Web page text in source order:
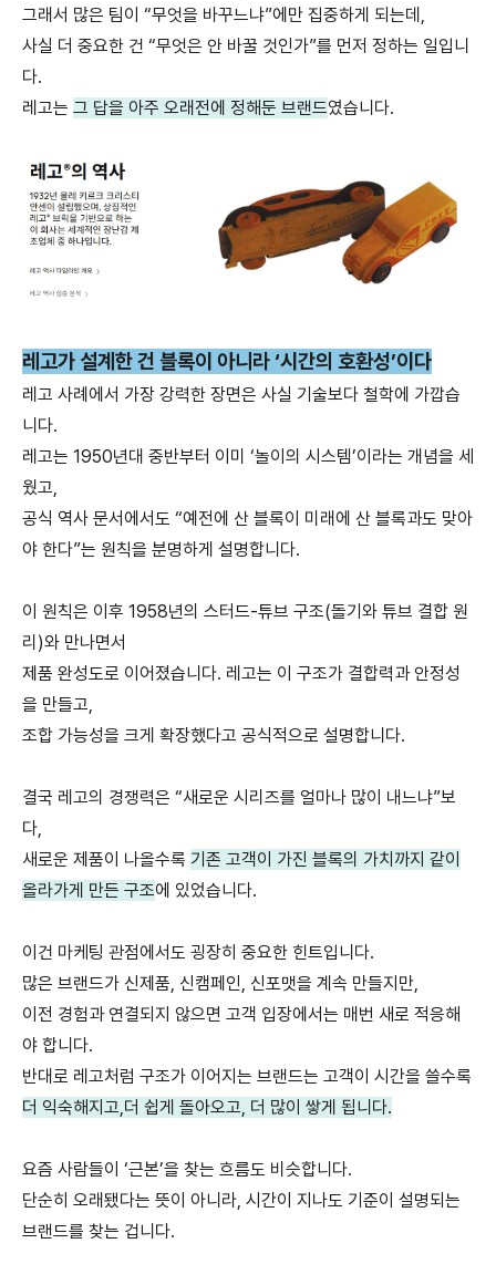
그래서 많은 팀이 “무엇을 바꾸느냐”에만 집중하게 되는데,
사실 더 중요한 건 “무엇은 안 바꿀 것인가”를 먼저 정하는 일입니
다.
레고는 그 답을 아주 오래전에 정해둔 브랜드였습니다.
레고가 설계한 건 블록이 아니라 ‘시간의 호환성’이다
레고 사례에서 가장 강력한 장면은 사실 기술보다 철학에 가깝습
니다.
레고는 1950년대 중반부터 이미 ‘놀이의 시스템’이라는 개념을 세
웠고,
공식 역사 문서에서도 “예전에 산 블록이 미래에 산 블록과도 맞아
야 한다”는 원칙을 분명하게 설명합니다.
이 원칙은 이후 1958년의 스터드-튜브 구조(돌기와 튜브 결합 원
리)와 만나면서
제품 완성도로 이어졌습니다. 레고는 이 구조가 결합력과 안정성
을 만들고,
조합 가능성을 크게 확장했다고 공식적으로 설명합니다.
결국 레고의 경쟁력은 “새로운 시리즈를 얼마나 많이 내느냐”보
다,
새로운 제품이 나올수록 기존 고객이 가진 블록의 가치까지 같이
올라가게 만든 구조에 있었습니다.
이건 마케팅 관점에서도 굉장히 중요한 힌트입니다.
많은 브랜드가 신제품, 신캠페인, 신포맷을 계속 만들지만,
이전 경험과 연결되지 않으면 고객 입장에서는 매번 새로 적응해
야 합니다.
반대로 레고처럼 구조가 이어지는 브랜드는 고객이 시간을 쓸수록
더 익숙해지고,더 쉽게 돌아오고, 더 많이 쌓게 됩니다.
요즘 사람들이 ‘근본’을 찾는 흐름도 비슷합니다.
단순히 오래됐다는 뜻이 아니라, 시간이 지나도 기준이 설명되는
브랜드를 찾는 겁니다.